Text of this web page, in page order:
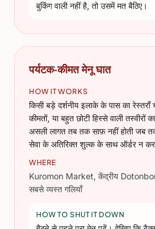
बुकिंग वाली नहीं है, तो उसमें मत बैठिए।
पर्यटक-कीमत मेनू घात
HOW IT WORKS
किसी बड़े दर्शनीय इलाके के पास का
कीमतों, या बहुत छोटी हिस्से वाली
असली लागत तब तक साफ़ नहीं होती जब
सेवा के अतिरिक्त शुल्क के साथ ऑर्डर न
WHERE
Kuromon Market, केंद्रीय
सबसे व्यस्त गलियाँ
HOW TO SHUT IT DOWN